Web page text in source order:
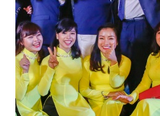
BỘ NỐI
Dự án
Catalogue
Tin tức
Liên hệ